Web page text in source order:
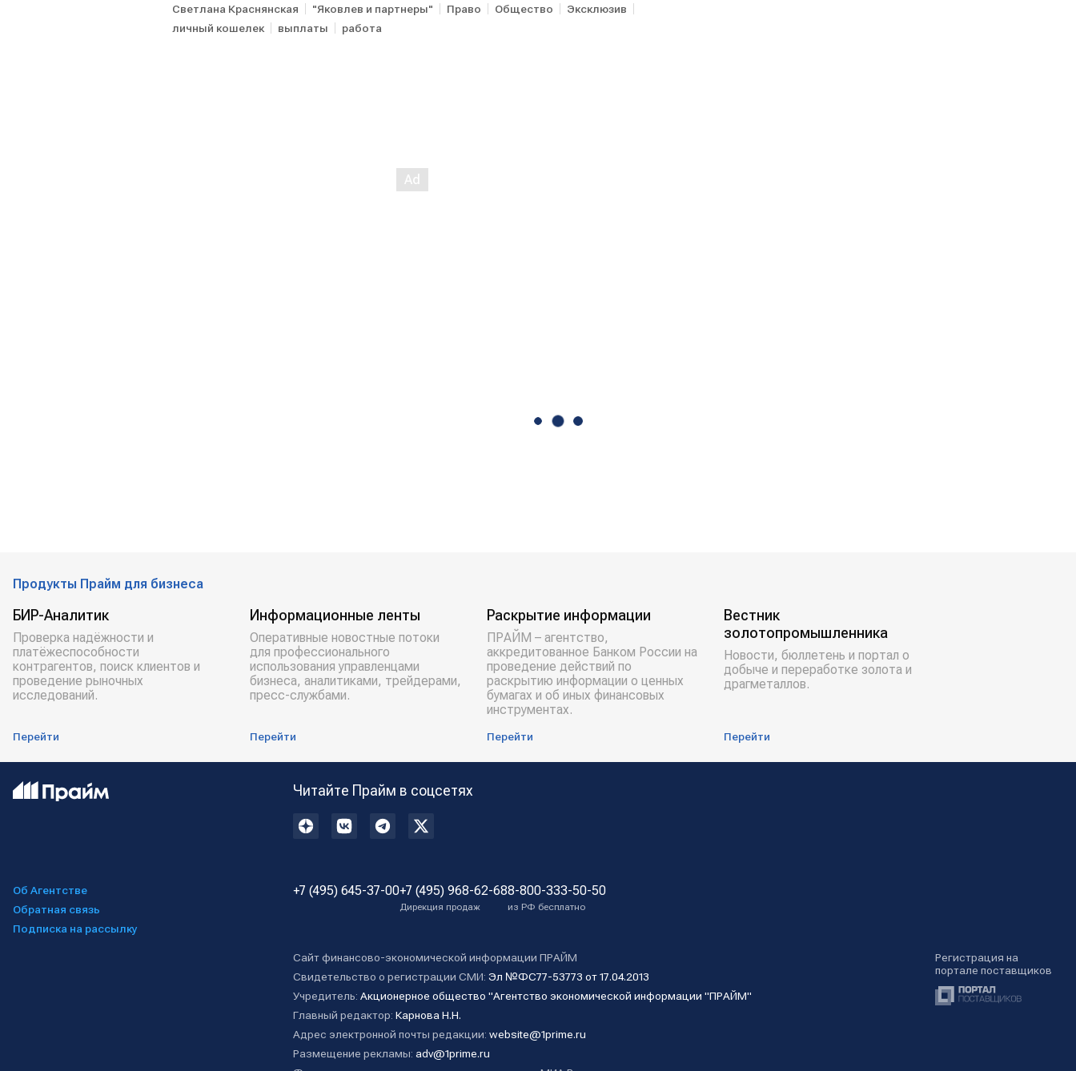
Светлана Краснянская "Яковлев и партнеры" Право Общество
Эксклюзив
личный кошелек
выплаты работа
Продукты Прайм для бизнеса
БИР-Аналитик
Проверка надёжности и
платёжеспособности
контрагентов, поиск клиентов и
проведение рыночных
исследований.
Перейти
Информационные ленты
Оперативные новостные потоки
для профессионального
использования управленцами
бизнеса, аналитиками, трейдерами,
пресс-службами.
Перейти
Раскрытие информации
ПРАЙМ – агентство,
аккредитованное Банком России на
проведение действий по
раскрытию информации о ценных
бумагах и об иных финансовых
инструментах.
Перейти
Вестник
золотопромышленника
Новости, бюллетень и портал о
добыче и переработке золота и
драгметаллов.
Перейти
Читайте Прайм в соцсетях
Об Агентстве
Обратная связь
Подписка на рассылку
+7 (495) 645-37-00+7 (495) 968-62-68
Дирекция продаж
8-800-333-50-50
из РФ бесплатно
Сайт финансово-экономической информации ПРАЙМ
Свидетельство о регистрации СМИ: Эл №ФС77-53773 от 17.04.2013
Учредитель: Акционерное общество "Агентство экономической информации "ПРАЙМ"
Главный редактор: Карнова Н.Н.
Адрес электронной почты редакции: website@1prime.ru
Размещение рекламы: adv@1prime.ru
Регистрация на
портале поставщиков